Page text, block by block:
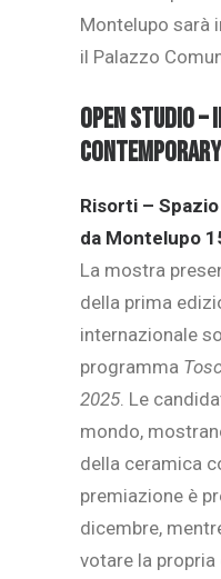
Montelupo sarà
il Palazzo
Open Studio
Risorti –
da Montelupo
La mostra
della prima
internazionale
programma
2025. Le
mondo,
della ceramica
premiazione è
dicembre,
votare la